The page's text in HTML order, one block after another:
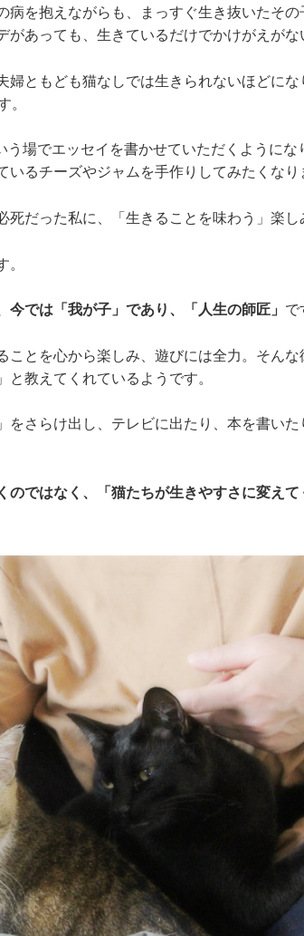
病を抱えながらも、まっすぐ生き抜いたその
があっても、生きているだけでかけがえがな
婦ともども猫なしでは生きられないほどに
。
う場でエッセイを書かせていただくようにな
るチーズやジャムを手作りしてみたくなり
だった私に、「生きることを味わう」楽し
。
では「我が子」であり、「人生の師匠」 で
ことを心から楽しみ、遊びには全力。そん
と教えてくれているようです。
をさらけ出し、テレビに出たり、本を書いた
のではなく、「猫たちが生きやすさに変え